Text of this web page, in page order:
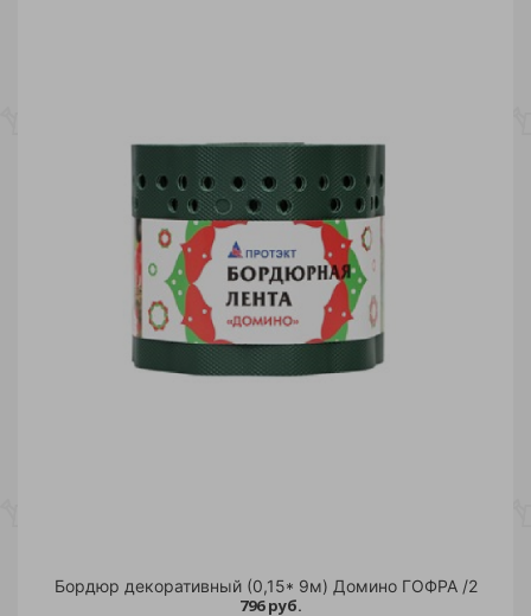
Бордюр декоративный (0,15* 9м) Домино ГОФРА /2
796 руб.